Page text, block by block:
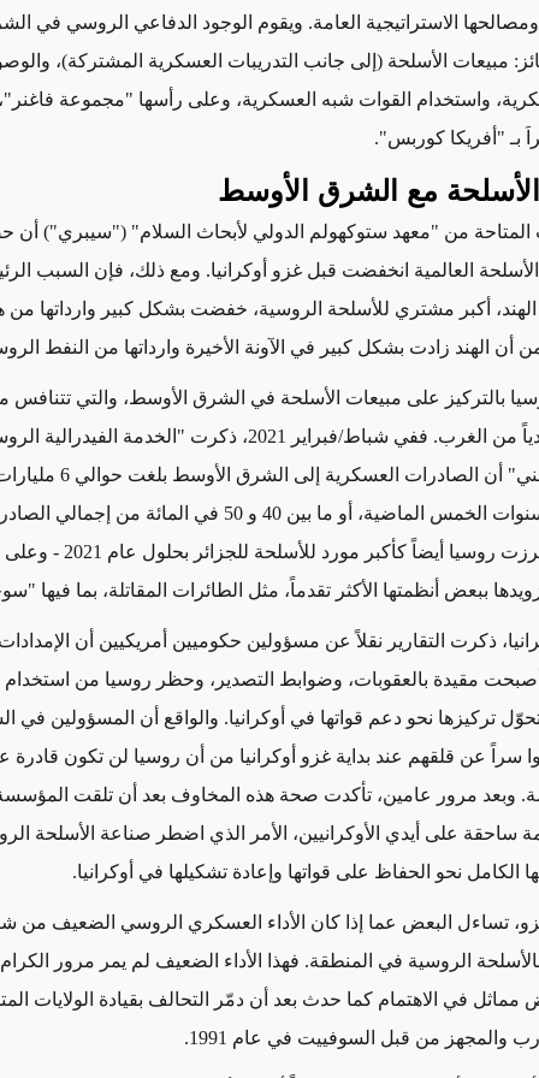
الاستراتيجية العامة. ويقوم الوجود الدفاعي الروسي في
مبيعات الأسلحة (إلى جانب التدريبات العسكرية المشتركة)،
واستخدام القوات شبه العسكرية، وعلى رأسها "مجموعة
بـ "أفريكا كوربس".
مع الشرق الأوسط
المتاحة من "معهد ستوكهولم الدولي لأبحاث السلام" ("سيبري") أن
العالمية انخفضت قبل غزو أوكرانيا. ومع ذلك، فإن السبب
الهند، أكبر مشتري للأسلحة الروسية، خفضت بشكل كبير وارداتها من
أن الهند زادت بشكل كبير في الآونة الأخيرة وارداتها من النفط
بالتركيز على مبيعات الأسلحة في الشرق الأوسط، والتي تتنافس
من الغرب
. ففي شباط/فبراير 2021، ذكرت "الخدمة
العسكري الفني" أن الصادرات
الخمس الماضية، أو
ما بين 40 و 50 في المائة من إجمالي
وبرزت روسيا أيضاً كأكبر مورد للأسلحة
ببعض أنظمتها الأكثر تقدماً، مثل الطائرات المقاتلة، بما فيها
ذكرت التقارير نقلاً عن مسؤولين حكوميين أمريكيين أن
مقيدة بالعقوبات، وضوابط التصدير، وحظر روسيا من استخدام
تركيزها نحو دعم قواتها في أوكرانيا. والواقع أن المسؤولين في
سراً عن قلقهم عند بداية غزو أوكرانيا من أن روسيا لن تكون قادرة
وبعد مرور عامين، تأكدت صحة هذه المخاوف بعد أن تلقت
ساحقة على أيدي الأوكرانيين، الأمر الذي اضطر صناعة الأسلحة
الكامل نحو الحفاظ على قواتها وإعادة تشكيلها في أوكرانيا.
تساءل البعض عما إذا كان الأداء العسكري الروسي الضعيف من
الروسية في المنطقة. فهذا الأداء الضعيف لم يمر مرور الكرام،
في الاهتمام كما حدث بعد أن دمّر التحالف بقيادة الولايات
والمجهز من قبل السوفييت في عام 1991.